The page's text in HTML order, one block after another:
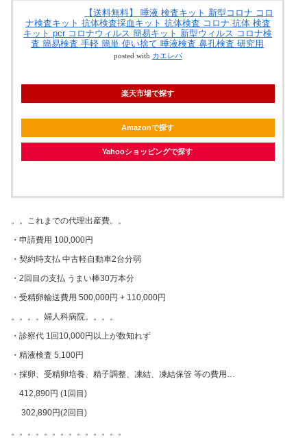
【送料無料】 唾液 検査キット 新型コロナ コロ
ナ検査キット 抗体検査採血キット 抗体検査 コロナ 抗体 検査
キット pcr コロナウィルス 簡易キット 新型ウィルス コロナ検
査 簡易検査 手軽 簡単 使い捨て 唾液検査 鼻孔検査 研究用
posted with カエレバ
楽天市場で探す
Amazonで探す
Yahooショッピングで探す
。。これまでの代理出産費。。
・申請費用 100,000円
・契約時支払 中古軽自動車2台分弱
・2回目の支払 うまい棒30万本分
・受精卵輸送費用 500,000円 + 110,000円
。。。。婦人科病院。。。。
・診察代 1回10,000円以上が数知れず
・精液検査 5,100円
・採卵、受精卵培養、精子調整、凍結、凍結保管 等の費用…
412,890円 (1回目)
302,890円(2回目)
。。。。。。。。。。。。。。